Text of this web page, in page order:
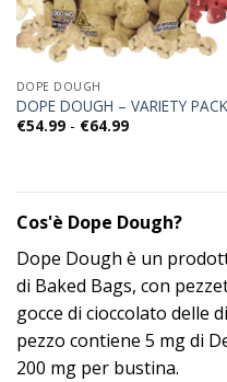
DOPE DOUGH
DOPE DOUGH – VARIETY PACK
€54.99 - €64.99Fascia
a
Cos'è Dope Dough?
Dope Dough è un
di Baked Bags, con
gocce di cioccolato delle
pezzo contiene 5 mg di
200 mg per bustina.​